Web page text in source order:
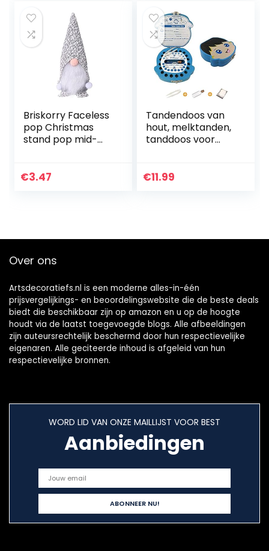
Briskorry Faceless
pop Christmas
stand pop mid-
decoratie (A, 1
€3.47
Tandendoos van
hout, melktanden,
tanddoos voor
melktandendoosje
€11.99
Over ons
Artsdecoratiefs.nl is een moderne alles-in-één
prijsvergelijkings- en beoordelingswebsite die de beste deals
biedt die beschikbaar zijn op amazon en u op de hoogte
houdt via de laatst toegevoegde blogs. Alle afbeeldingen
zijn auteursrechtelijk beschermd door hun respectievelijke
eigenaren. Alle geciteerde inhoud is afgeleid van hun
respectievelijke bronnen.
WORD LID VAN ONZE MAILLIJST VOOR BEST
Aanbiedingen